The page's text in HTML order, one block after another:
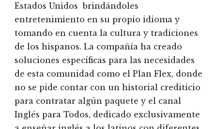
Estados Unidos brindándoles
entretenimiento en su propio idioma y
tomando en cuenta la cultura y tradiciones
de los hispanos. La compañía ha creado
soluciones específicas para las necesidades
de esta comunidad como el Plan Flex, donde
no se pide contar con un historial crediticio
para contratar algún paquete y el canal
Inglés para Todos, dedicado exclusivamente